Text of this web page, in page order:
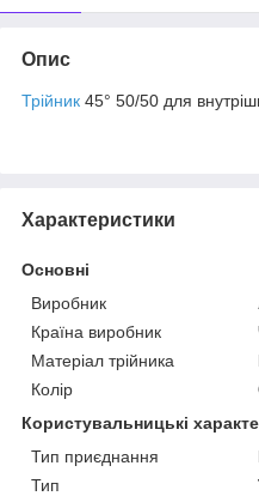
Опис
Трійник 45° 50/50 для
Характеристики
Основні
Виробник
Країна виробник
Матеріал трійника
Колір
Користувальницькі
Тип приєднання
Тип